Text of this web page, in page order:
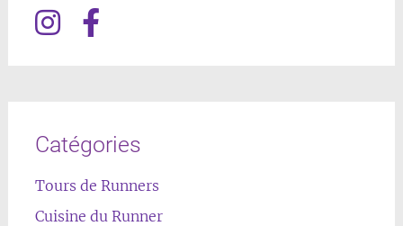
Catégories
Tours de Runners
Cuisine du Runner